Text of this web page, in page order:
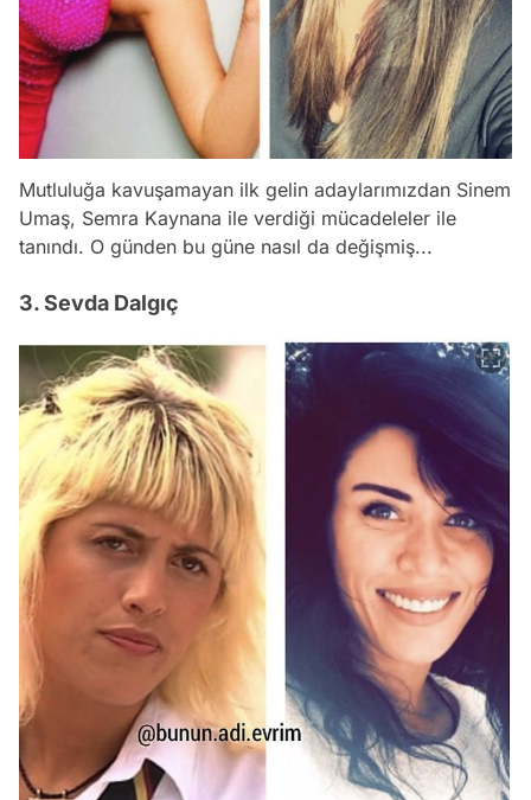
Mutluluğa kavuşamayan ilk gelin adaylarımızdan Sinem
Umaş, Semra Kaynana ile verdiği mücadeleler ile
tanındı. O günden bu güne nasıl da değişmiş...
3. Sevda Dalgıç